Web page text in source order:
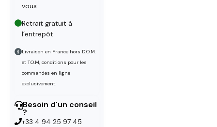
vous
Retrait gratuit à
l’entrepôt
Livraison en France hors D.O.M.
et T.O.M, conditions pour les
commandes en ligne
exclusivement.
Besoin d'un conseil
?
+33 4 94 25 97 45